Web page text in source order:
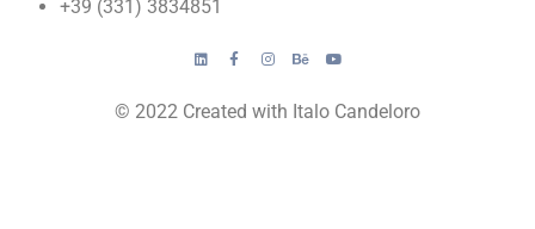
+39 (331) 3834851
© 2022 Created with Italo Candeloro